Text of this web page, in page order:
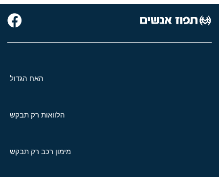
האח הגדול
הלוואות רק תבקש
מימון רכב רק תבקש